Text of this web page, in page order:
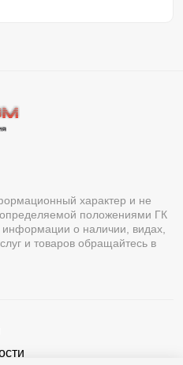
характер и не
положениями ГК
о наличии, видах,
и товаров обращайтесь в